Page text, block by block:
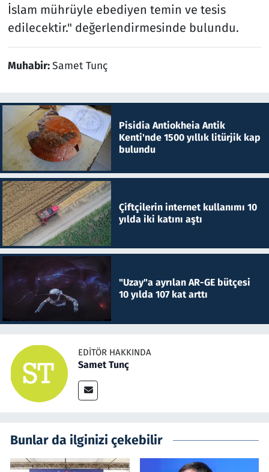
İslam mührüyle ebediyen temin ve tesis
edilecektir." değerlendirmesinde bulundu.
Muhabir:Samet Tunç
Pisidia Antiokheia Antik
Kenti'nde 1500 yıllık litürjik kap
bulundu
Çiftçilerin internet kullanımı 10
yılda iki katını aştı
"Uzay"a ayrılan AR-GE bütçesi
10 yılda 107 kat arttı
EDITÖR HAKKINDA
Samet Tunç
Bunlar da ilginizi çekebilir